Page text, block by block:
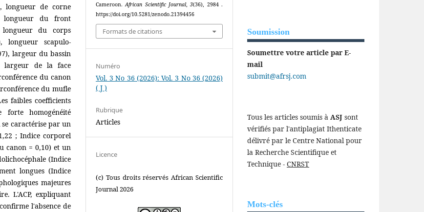
longueur de corne
longueur du front
longueur du corps
longueur scapulo-
largeur du bassin
largeur de la face
du canon
du mufle
faibles coefficients
homogénéité
caractérise par un
; Indice corporel
canon = 0,10) et un
(Indice
longues (Indice
majeures
L'ACP, expliquant
l'absence de
Cameroon.African Scientific Journal,3(36), 2984 .
https://doi.org/10.5281/zenodo.21394456
Formats de citations
Numéro
Vol. 3 No 36 (2026): Vol. 3 No 36 (2026)
( J )
Rubrique
Articles
Licence
(c) Tous droits réservés African Scientific
Journal 2026
Soumission
Soumettre votre article par E-
mail
submit@afrsj.com
Tous les articles soumis à ASJ sont
vérifiés par l'antiplagiat Ithenticate
délivré par le Centre National pour
la Recherche Scientifique et
Technique - CNRST
Mots-clés